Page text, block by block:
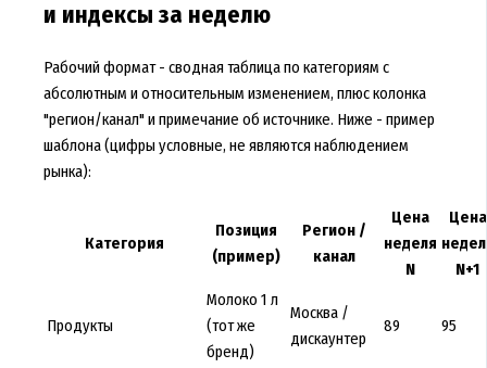
и индексы за неделю
Рабочий формат - сводная таблица по категориям с
абсолютным и относительным изменением, плюс колонка
"регион/канал" и примечание об источнике. Ниже - пример
шаблона (цифры условные, не являются наблюдением
рынка):
Категория
Позиция
(пример)
Регион /
канал
Цена
неделя
N
Цена
N+1
Продукты
Молоко 1 л
(тот же
бренд)
Москва /
дискаунтер
89 95